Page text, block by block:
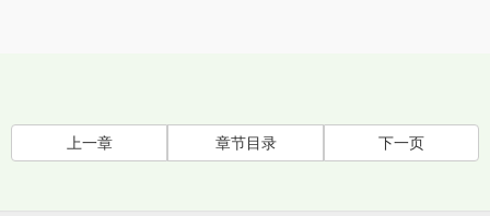
上一章 章节目录 下一页